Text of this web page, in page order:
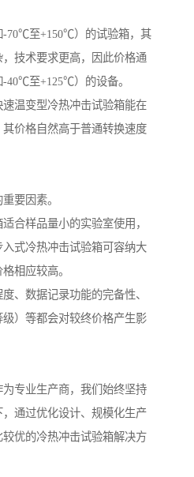
-70℃至+150℃）的试验箱，其
技术要求更高，因此价格通
40℃至+125℃）的设备。
温变型冷热冲击试验箱能在
价格自然高于普通转换速度
要因素。
合样品量小的实验室使用，
式冷热冲击试验箱可容纳大
相应较高。
、数据记录功能的完备性、
）等都会对较终价格产生影
专业生产商，我们始终坚持
通过优化设计、规模化生产
优的冷热冲击试验箱解决方